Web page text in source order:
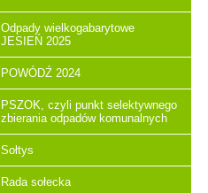
Odpady wielkogabarytowe
JESIEŃ 2025
POWÓDŹ 2024
PSZOK, czyli punkt selektywnego
zbierania odpadów komunalnych
Sołtys
Rada sołecka